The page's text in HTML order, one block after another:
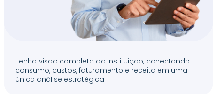
Tenha visão completa da instituição, conectando
consumo, custos, faturamento e receita em uma
única análise estratégica.